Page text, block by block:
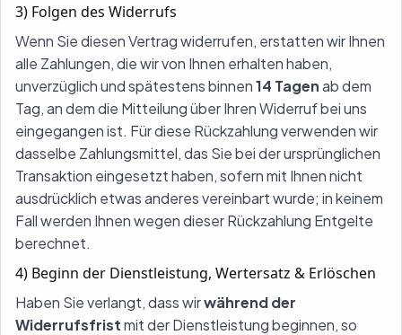
3) Folgen des Widerrufs
Wenn Sie diesen Vertrag widerrufen, erstatten wir Ihnen
alle Zahlungen, die wir von Ihnen erhalten haben,
unverzüglich und spätestens binnen14 Tagenab dem
Tag, an dem die Mitteilung über Ihren Widerruf bei uns
eingegangen ist. Für diese Rückzahlung verwenden wir
dasselbe Zahlungsmittel, das Sie bei der ursprünglichen
Transaktion eingesetzt haben, sofern mit Ihnen nicht
ausdrücklich etwas anderes vereinbart wurde; in keinem
Fall werden Ihnen wegen dieser Rückzahlung Entgelte
berechnet.
4) Beginn der Dienstleistung, Wertersatz & Erlöschen
Haben Sie verlangt, dass wirwährend der
Widerrufsfristmit der Dienstleistung beginnen, so